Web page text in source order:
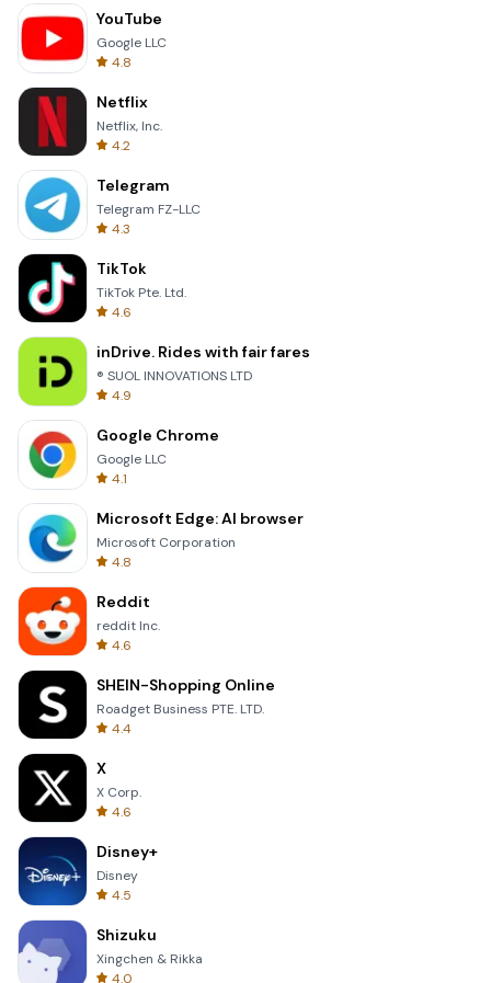
YouTube
Google LLC
4.8
Netflix
Netflix, Inc.
4.2
Telegram
Telegram FZ-LLC
4.3
TikTok
TikTok Pte. Ltd.
4.6
inDrive. Rides with fair fares
® SUOL INNOVATIONS LTD
4.9
Google Chrome
Google LLC
4.1
Microsoft Edge: AI browser
Microsoft Corporation
4.8
Reddit
reddit Inc.
4.6
SHEIN-Shopping Online
Roadget Business PTE. LTD.
4.4
X
X Corp.
4.6
Disney+
Disney
4.5
Shizuku
Xingchen & Rikka
4.0